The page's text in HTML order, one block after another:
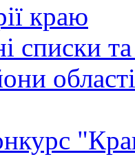
краю
списки
області